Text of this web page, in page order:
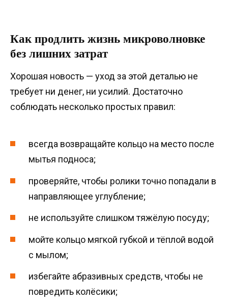
Как продлить жизнь микроволновке
без лишних затрат
Хорошая новость — уход за этой деталью не
требует ни денег, ни усилий. Достаточно
соблюдать несколько простых правил:
всегда возвращайте кольцо на место после
мытья подноса;
проверяйте, чтобы ролики точно попадали в
направляющее углубление;
не используйте слишком тяжёлую посуду;
мойте кольцо мягкой губкой и тёплой водой
с мылом;
избегайте абразивных средств, чтобы не
повредить колёсики;